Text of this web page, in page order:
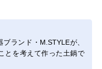
ランド・M.STYLEが、
とを考えて作った土鍋で